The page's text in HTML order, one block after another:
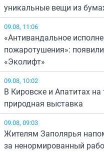
уникальные вещи из
09.08, 11:06
«Антивандальное
пожаротушения»:
«Эколифт»
09.08, 10:02
В Кировске и Апатитах
природная выставка
09.08, 09:03
Жителям Заполярья
за ненормированный